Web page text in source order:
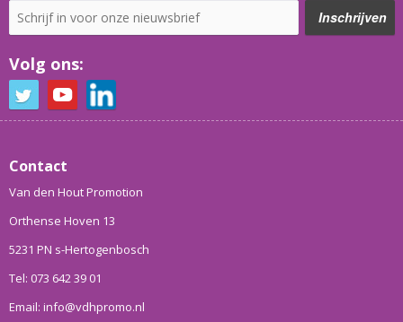
Volg ons:
Contact
Van den Hout Promotion
Orthense Hoven 13
5231 PN s-Hertogenbosch
Tel: 073 642 39 01
Email: info@vdhpromo.nl